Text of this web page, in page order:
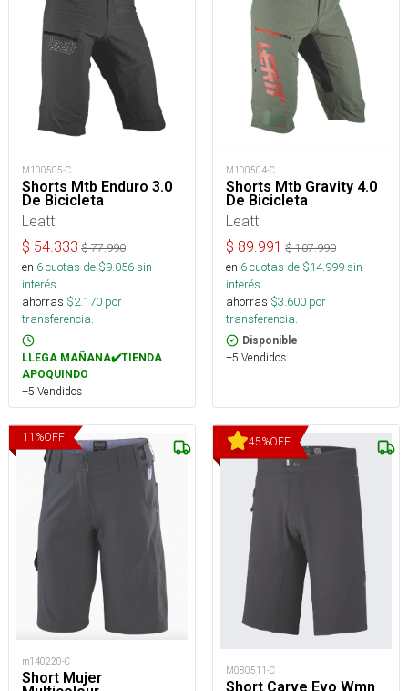
M100505-C
Shorts Mtb Enduro 3.0
De Bicicleta
Leatt
$ 54.333 $77.990
en 6cuotas de $9.056sin
interés
ahorras $2.170 por
transferencia.
LLEGA MAÑANA✔️TIENDA
APOQUINDO
+5 Vendidos
M100504-C
Shorts Mtb Gravity 4.0
De Bicicleta
Leatt
$ 89.991 $107.990
en 6cuotas de $14.999sin
interés
ahorras $3.600 por
transferencia.
Disponible
+5 Vendidos
11 %OFF
m140220-C
Short Mujer
45%OFF
M080511-C
Short Carve Evo Wmn